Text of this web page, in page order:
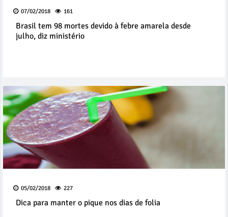
07/02/2018 161
Brasil tem 98 mortes devido à febre amarela desde
julho, diz ministério
05/02/2018 227
Dica para manter o pique nos dias de folia